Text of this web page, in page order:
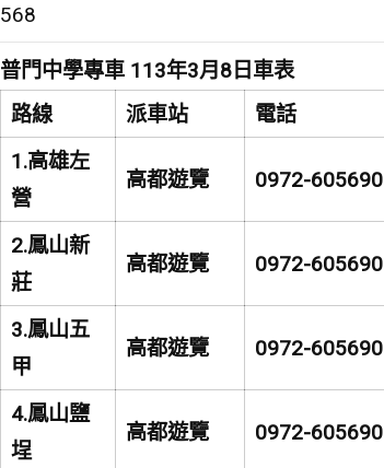
568
普門中學專車 113年3月8日車表
路線
派車站 電話
1.高雄左
營
高都遊覽 0972-605690
2.鳳山新
莊
高都遊覽 0972-605690
3.鳳山五
甲
高都遊覽 0972-605690
4.鳳山鹽
埕
高都遊覽 0972-605690